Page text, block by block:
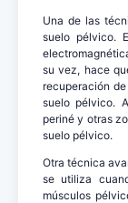
Una de las
suelo pélvico.
su vez, hace
recuperación
suelo pélvico.
periné y otras
suelo pélvico.
Otra técnica
se utiliza
músculos